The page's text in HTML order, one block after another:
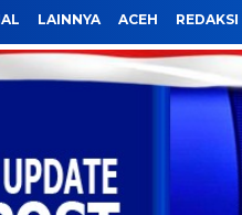
LAINNYA ACEH REDAKSI